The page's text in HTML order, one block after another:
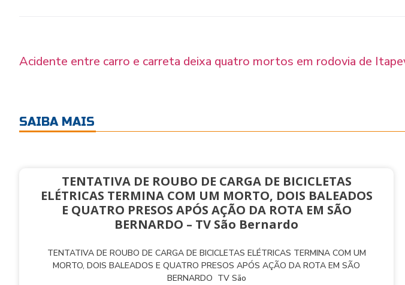
Acidente entre carro e carreta deixa quatro mortos em rodovia de
SAIBA MAIS
TENTATIVA DE ROUBO DE CARGA DE BICICLETAS
ELÉTRICAS TERMINA COM UM MORTO, DOIS BALEADOS
E QUATRO PRESOS APÓS AÇÃO DA ROTA EM SÃO
BERNARDO – TV São Bernardo
TENTATIVA DE ROUBO DE CARGA DE BICICLETAS ELÉTRICAS TERMINA COM UM
MORTO, DOIS BALEADOS E QUATRO PRESOS APÓS AÇÃO DA ROTA EM SÃO
BERNARDO TV São